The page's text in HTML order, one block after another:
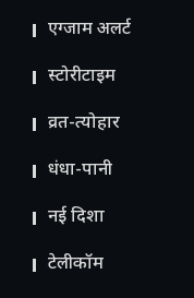
एग्जाम अलर्ट
स्टोरीटाइम
व्रत-त्योहार
धंधा-पानी
नई दिशा
टेलीकॉम